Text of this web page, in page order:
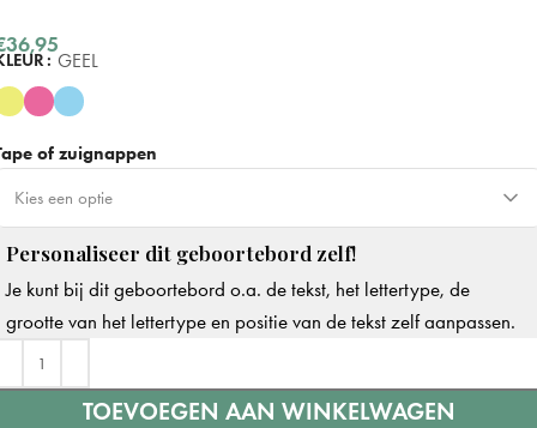
36,95
GEEL
of zuignappen
Kies een optie
Dubbelzijdige tape
Zuignappen + €7
Personaliseer dit geboortebord zelf!
Je kunt bij dit geboortebord o.a. de tekst, het lettertype, de
grootte van het lettertype en positie van de tekst zelf aanpassen.
TOEVOEGEN AAN WINKELWAGEN